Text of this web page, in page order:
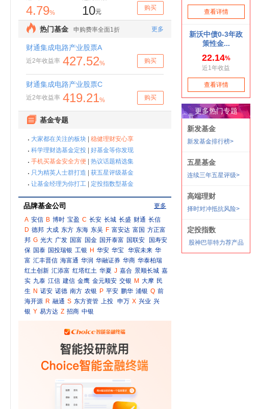
品牌基金公司
更多
A 安信 B 博时 宝盈 C 长安 长城 长盛 财通 长信
D 德邦 大成 东方 东海 东吴 F 富安达 富国 方正富
邦 G 光大 广发 国富 国金 国开泰富 国联安
国寿安
保 国泰 国投瑞银 工银 H 华安 华宝 华宸未来 华
富 汇丰晋信 海富通 华润 华融证券 华商 华泰柏瑞
红土创新 汇添富 红塔红土 华夏 J 嘉合 景顺长城 嘉
实 九泰 江信 建信 金鹰 金元顺安 交银 M 大摩 民
生 N 诺安 诺德 南方 农银 P 平安 鹏华 浦银 Q 前
海开源 R 融通 S 东方资管 上投 申万 X 兴业 兴
银 Y 易方达 Z 招商 中银